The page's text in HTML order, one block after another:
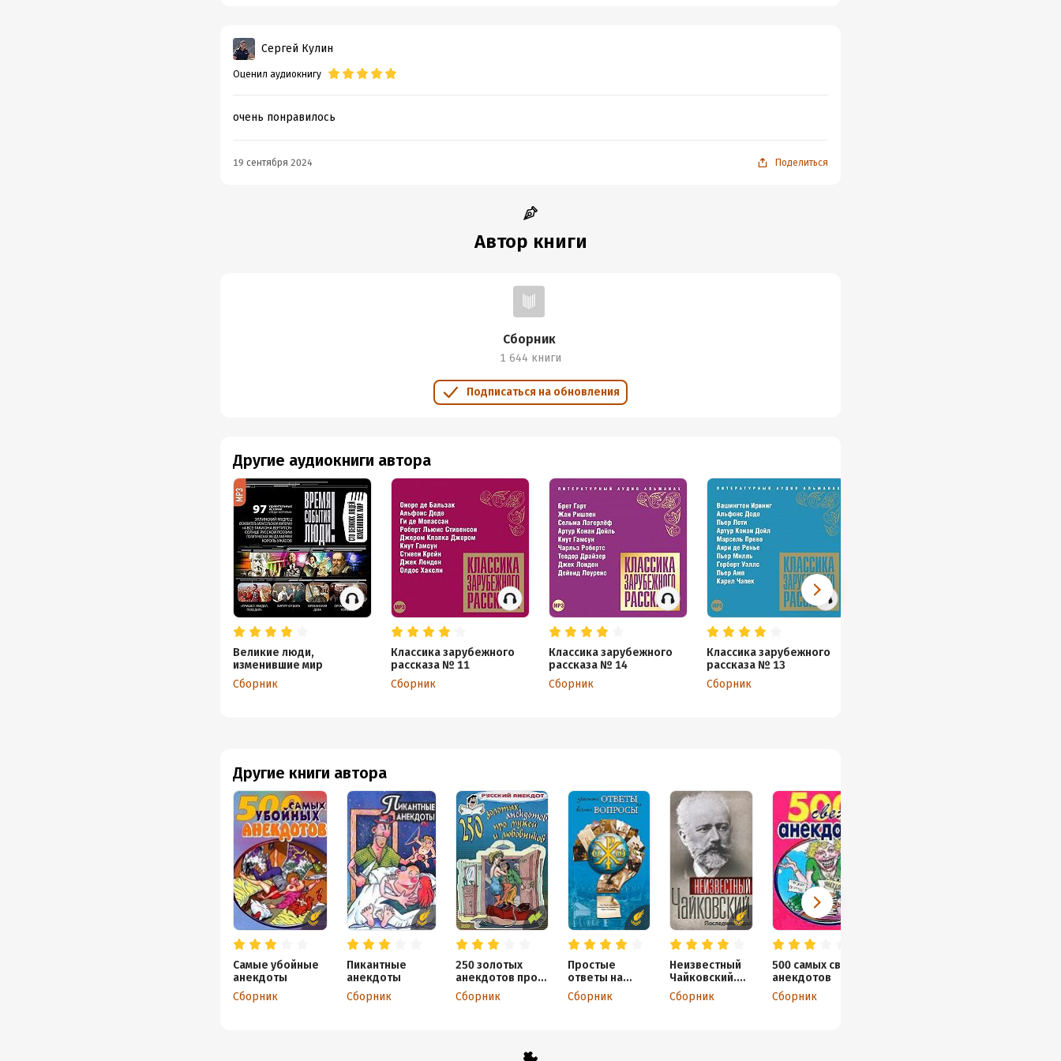
Стоунхендж
Сергей Кулин
Оценил аудиокнигу
очень понравилось
19 сентября 2024 Поделиться
Автор книги
Сборник
1 644 книги
Подписаться на обновления
Другие книги автора
Самые убойные
анекдоты
Сборник
Пикантные
анекдоты
Сборник
250 золотых
анекдотов про
мужей и
любовников
Сборник
Простые
ответы на
вечные
вопросы
Сборник
Неизвестный
Чайковский.
Последние
годы
Сборник
500 самых свежих
анекдотов
Сборник
Другие аудиокниги автора
Великие люди,
изменившие мир
Сборник
Классика зарубежного
рассказа № 11
Сборник
Классика зарубежного
рассказа № 14
Сборник
Классика зарубежного
рассказа № 13
Сборник